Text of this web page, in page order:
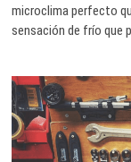
microclima perfecto
sensación de frío que